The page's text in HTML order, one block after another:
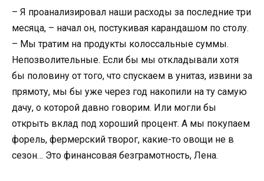
– Я проанализировал наши расходы за последние три
месяца, – начал он, постукивая карандашом по столу.
– Мы тратим на продукты колоссальные суммы.
Непозволительные. Если бы мы откладывали хотя
бы половину от того, что спускаем в унитаз, извини за
прямоту, мы бы уже через год накопили на ту самую
дачу, о которой давно говорим. Или могли бы
открыть вклад под хороший процент. А мы покупаем
форель, фермерский творог, какие-то овощи не в
сезон… Это финансовая безграмотность, Лена.